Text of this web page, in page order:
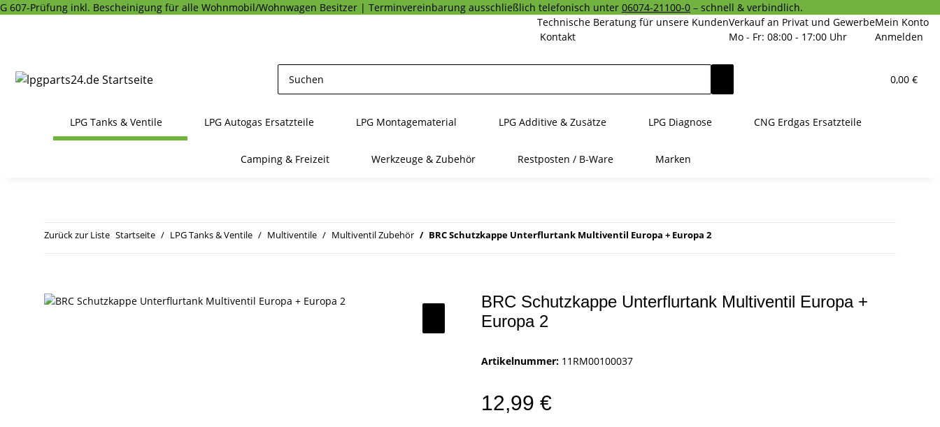
G 607-Prüfung inkl. Bescheinigung für alle Wohnmobil/Wohnwagen Besitzer | Terminvereinbarung ausschließlich telefonisch unter 06074-21100-0 – schnell & verbindlich.
Mein Konto
Anmelden
Verkauf an Privat und Gewerbe
Mo - Fr: 08:00 - 17:00 Uhr
Technische Beratung für unsere Kunden
Kontakt
0,00 €
LPG Tanks & Ventile LPG Autogas Ersatzteile LPG Montagematerial LPG Additive & Zusätze LPG Diagnose CNG Erdgas Ersatzteile
Camping & Freizeit Werkzeuge & Zubehör Restposten / B-Ware Marken
Zurück zur Liste Startseite LPG Tanks & Ventile Multiventile Multiventil Zubehör BRC Schutzkappe Unterflurtank Multiventil Europa + Europa 2
BRC Schutzkappe Unterflurtank Multiventil Europa +
Europa 2
Artikelnummer: 11RM00100037
12,99 €